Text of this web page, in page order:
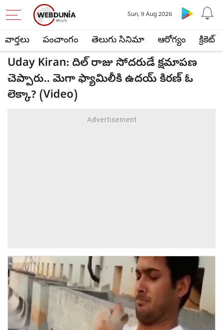
వార్తలు పంచాంగం తెలుగు సినిమా ఆరోగ్యం క్రికెట్
Sun, 9 Aug 2026
Uday Kiran: దిల్ రాజు సోదరుడే క్షమాపణ
చెప్పారు.. మెగా ఫ్యామిలీకి ఉదయ్ కిరణ్ ఓ
లెక్కా? (Video)